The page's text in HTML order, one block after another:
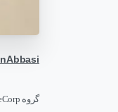
گروه PoodleCorp مسئولیت از کار انداختن سرورهای بازی پوکمن گو از طریق حملات DDOS را بر عهده گرفت.